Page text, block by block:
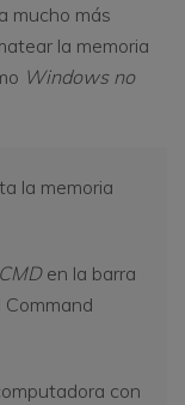
mucho más
la memoria
Windows no
la memoria
CMDen la barra
con